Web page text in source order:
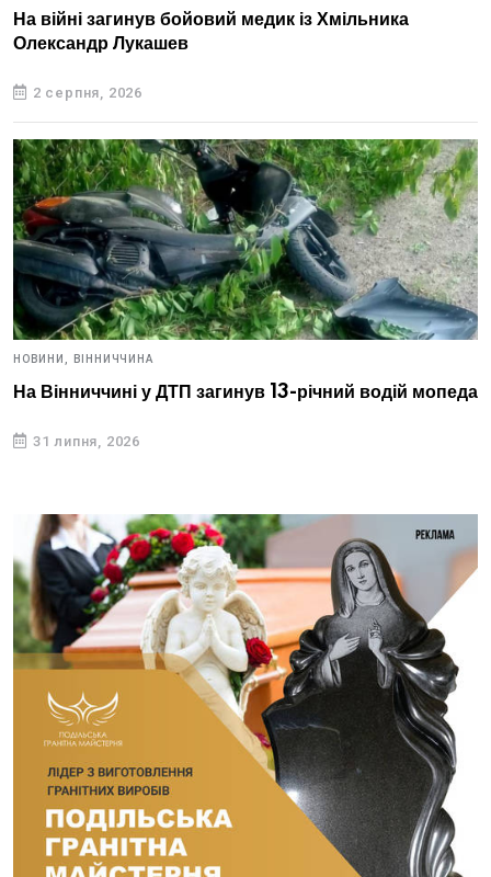
На війні загинув бойовий медик із Хмільника
Олександр Лукашев
2 серпня, 2026
НОВИНИ, ВІННИЧЧИНА
На Вінниччині у ДТП загинув 13-річний водій мопеда
31 липня, 2026